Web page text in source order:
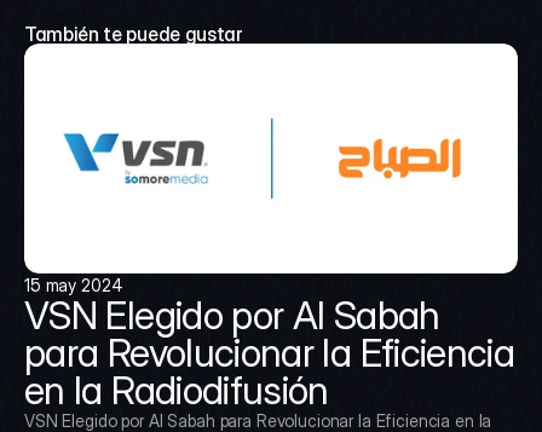
También te puede gustar
15 may 2024
VSN Elegido por Al Sabah
para Revolucionar la Eficiencia
en la Radiodifusión
VSN Elegido por Al Sabah para Revolucionar la Eficiencia en la